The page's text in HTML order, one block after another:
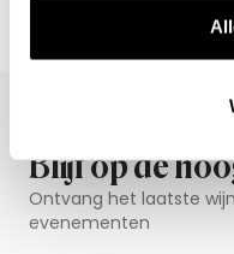
Iedere
Blijf op de
Ontvang het laatste
evenementen